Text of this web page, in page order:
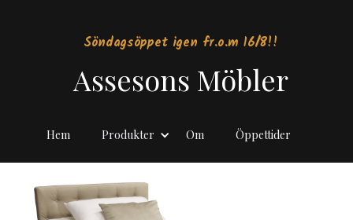
Söndagsöppet igen fr.o.m 16/8!!
Assesons Möbler
Hem Produkter Om Öppettider